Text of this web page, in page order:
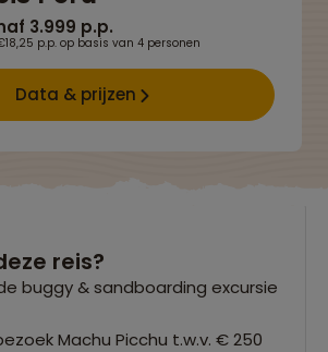
3.999 p.p.
p.p. op basis van 4 personen
Data & prijzen
reis?
buggy & sandboarding excursie
Machu Picchu t.w.v. € 250